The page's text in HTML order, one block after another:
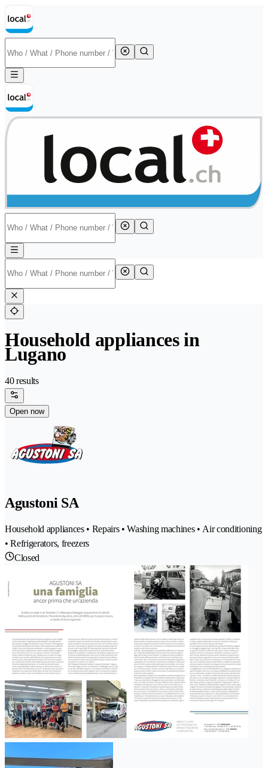
Household appliances in
Lugano
40 results
Open now
Agustoni SA
Household appliances • Repairs • Washing machines • Air conditioning
• Refrigerators, freezers
Closed